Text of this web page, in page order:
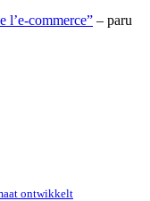
l’e-commerce” – paru
ontwikkelt